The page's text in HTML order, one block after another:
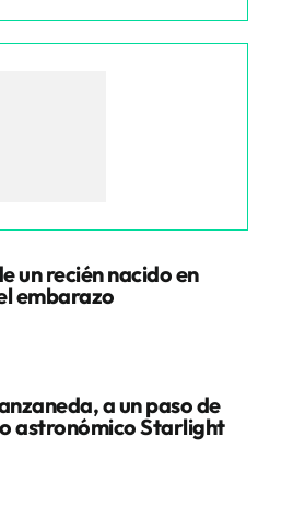
un recién nacido en
embarazo
a un paso de
astronómico Starlight